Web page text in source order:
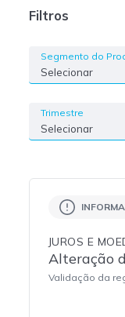
Filtros
Segmento do
Selecionar
Trimestre
Selecionar
JUROS E
Alteração
Validação da